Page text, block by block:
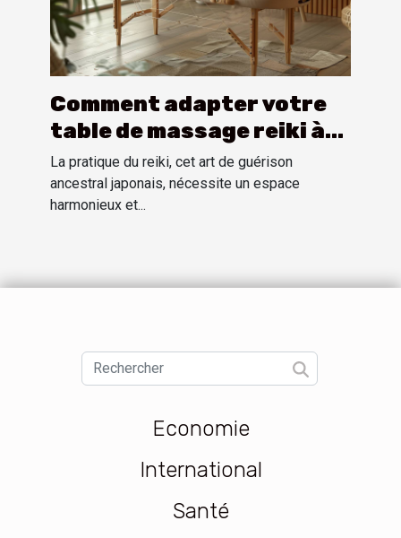
Comment adapter votre
table de massage reiki à
différents types de
clients
La pratique du reiki, cet art de guérison
ancestral japonais, nécessite un espace
harmonieux et...
Economie
International
Santé